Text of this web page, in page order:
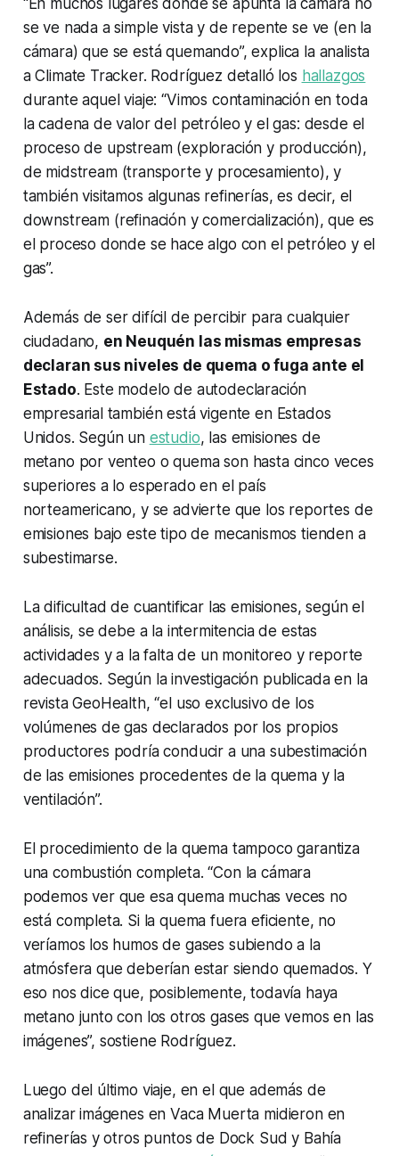
se ve nada a simple vista y de repente se ve (en la
cámara) que se está quemando”, explica la analista
a Climate Tracker. Rodríguez detalló los hallazgos
durante aquel viaje: “Vimos contaminación en toda
la cadena de valor del petróleo y el gas: desde el
proceso de upstream (exploración y producción),
de midstream(transporte y procesamiento), y
también visitamos algunas refinerías, es decir, el
downstream (refinación y comercialización), que es
el proceso donde se hace algo con el petróleo y el
gas”.
Además de ser difícil de percibir para cualquier
ciudadano, en Neuquén las mismas empresas
declaran sus niveles de quema o fuga ante el
Estado. Este modelo de autodeclaración
empresarial también está vigente en Estados
Unidos. Según un estudio, las emisiones de
metano por venteo o quema son hasta cinco veces
superiores a lo esperado en el país
norteamericano, y se advierte que los reportes de
emisiones bajo este tipo de mecanismos tienden a
subestimarse.
La dificultad de cuantificar las emisiones, según el
análisis, se debe a la intermitencia de estas
actividades y a la falta de un monitoreo y reporte
adecuados. Según la investigación publicada en la
revista GeoHealth, “el uso exclusivo de los
volúmenes de gas declarados por los propios
productores podría conducir a una subestimación
de las emisiones procedentes de la quema y la
ventilación”.
El procedimiento de la quema tampoco garantiza
una combustión completa. “Con la cámara
podemos ver que esa quema muchas veces no
está completa. Si la quema fuera eficiente, no
veríamos los humos de gases subiendo a la
atmósfera que deberían estar siendo quemados. Y
eso nos dice que, posiblemente, todavía haya
metano junto con los otros gases que vemos en las
imágenes”, sostiene Rodríguez.
Luego del último viaje, en el que además de
analizar imágenes en Vaca Muerta midieron en
refinerías y otros puntos de Dock Sud y Bahía